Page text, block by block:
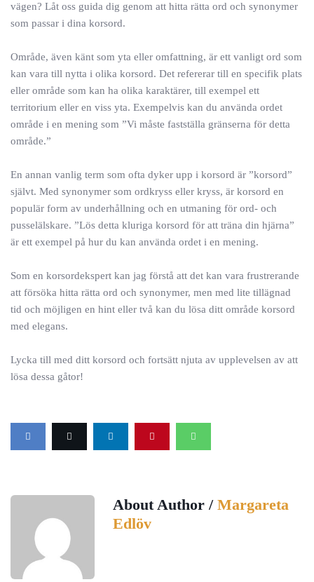
vägen? Låt oss guida dig genom att hitta rätta ord och synonymer
som passar i dina korsord.
Område, även känt som yta eller omfattning, är ett vanligt ord som
kan vara till nytta i olika korsord. Det refererar till en specifik plats
eller område som kan ha olika karaktärer, till exempel ett
territorium eller en viss yta. Exempelvis kan du använda ordet
område i en mening som ”Vi måste fastställa gränserna för detta
område.”
En annan vanlig term som ofta dyker upp i korsord är ”korsord”
självt. Med synonymer som ordkryss eller kryss, är korsord en
populär form av underhållning och en utmaning för ord- och
pusselälskare. ”Lös detta kluriga korsord för att träna din hjärna”
är ett exempel på hur du kan använda ordet i en mening.
Som en korsordekspert kan jag förstå att det kan vara frustrerande
att försöka hitta rätta ord och synonymer, men med lite tillägnad
tid och möjligen en hint eller två kan du lösa ditt område korsord
med elegans.
Lycka till med ditt korsord och fortsätt njuta av upplevelsen av att
lösa dessa gåtor!
About Author / Margareta
Edlöv